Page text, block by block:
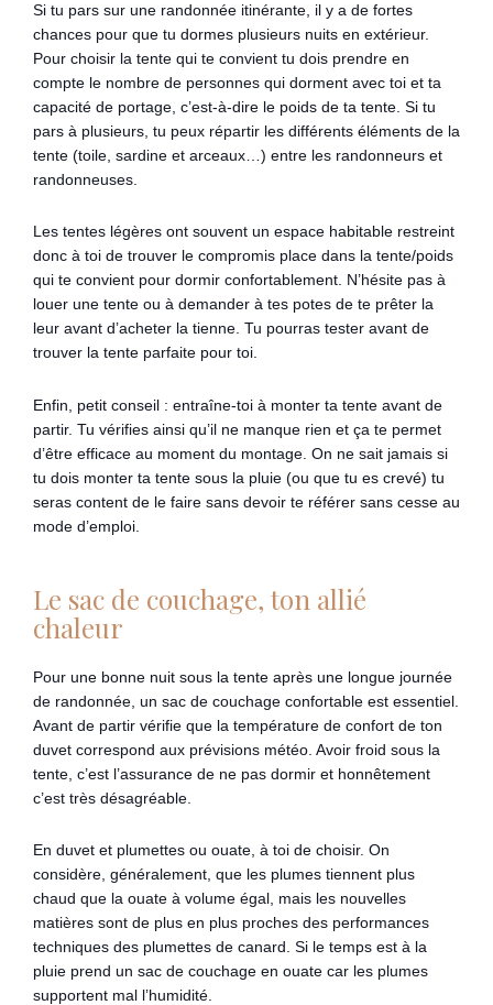
Si tu pars sur une randonnée itinérante, il y a de fortes
chances pour que tu dormes plusieurs nuits en extérieur.
Pour choisir la tente qui te convient tu dois prendre en
compte le nombre de personnes qui dorment avec toi et ta
capacité de portage, c’est-à-dire le poids de ta tente. Si tu
pars à plusieurs, tu peux répartir les différents éléments de la
tente (toile, sardine et arceaux…) entre les randonneurs et
randonneuses.
Les tentes légères ont souvent un espace habitable restreint
donc à toi de trouver le compromis place dans la tente/poids
qui te convient pour dormir confortablement. N’hésite pas à
louer une tente ou à demander à tes potes de te prêter la
leur avant d’acheter la tienne. Tu pourras tester avant de
trouver la tente parfaite pour toi.
Enfin, petit conseil : entraîne-toi à monter ta tente avant de
partir. Tu vérifies ainsi qu’il ne manque rien et ça te permet
d’être efficace au moment du montage. On ne sait jamais si
tu dois monter ta tente sous la pluie (ou que tu es crevé) tu
seras content de le faire sans devoir te référer sans cesse au
mode d’emploi.
Le sac de couchage, ton allié
chaleur
Pour une bonne nuit sous la tente après une longue journée
de randonnée, un sac de couchage confortable est essentiel.
Avant de partir vérifie que la température de confort de ton
duvet correspond aux prévisions météo. Avoir froid sous la
tente, c’est l’assurance de ne pas dormir et honnêtement
c’est très désagréable.
En duvet et plumettes ou ouate, à toi de choisir. On
considère, généralement, que les plumes tiennent plus
chaud que la ouate à volume égal, mais les nouvelles
matières sont de plus en plus proches des performances
techniques des plumettes de canard. Si le temps est à la
pluie prend un sac de couchage en ouate car les plumes
supportent mal l’humidité.